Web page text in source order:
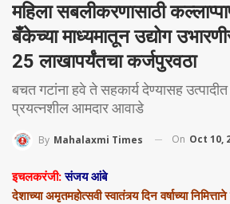
महिला सबलीकरणासाठी
बँकेच्या माध्यमातून उद्योग
25 लाखापर्यंतचा कर्जपुरवठा
बचत गटांना हवे ते सहकार्य देण्यासह उत्पादीत
प्रयत्नशील आमदार आवाडे
By Mahalaxmi Times On Oct 10,
इचलकरंजी:संजय आंबे
देशाच्या अमृतमहोत्सवी स्वातंत्र्य दिन वर्षाच्या